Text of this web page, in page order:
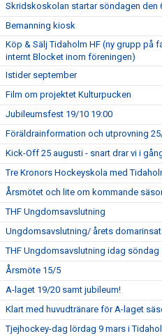
Skridskoskolan startar söndagen den
Bemanning kiosk
Köp & Sälj Tidaholm HF (ny grupp på
internt Blocket inom föreningen)
Istider september
Film om projektet Kulturpucken
Jubileumsfest 19/10 19:00
Föräldrainformation och utprovning
Kick-Off 25 augusti - snart drar vi i
Tre Kronors Hockeyskola med
Årsmötet och lite om kommande
THF Ungdomsavslutning
Ungdomsavslutning/ årets
THF Ungdomsavslutning idag söndag
Årsmöte 15/5
A-laget 19/20 samt jubileum!
Klart med huvudtränare för A-laget
Tjejhockey-dag lördag 9 mars i